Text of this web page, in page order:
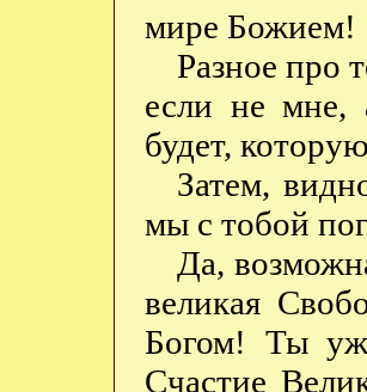
мире Божием!
Разное про
если не мне,
будет,
Затем,
мы с тобой
Да,
великая
Богом! Ты
Счастие